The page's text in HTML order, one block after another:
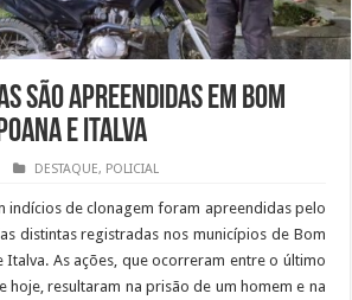
são apreendidas em Bom
e Italva
DESTAQUE, POLICIAL
indícios de clonagem foram apreendidas pelo
distintas registradas nos municípios de Bom
Italva. As ações, que ocorreram entre o último
hoje, resultaram na prisão de um homem e na